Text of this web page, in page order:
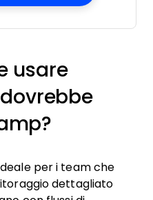
usare
per i team che
dettagliato